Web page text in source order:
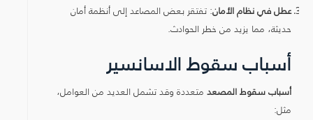
عطل في نظام الأمان: تفتقر بعض المصاعد إلى أنظمة أمان
حديثة، مما يزيد من خطر الحوادث.
أسباب سقوط الاسانسير
أسباب سقوط المصعد متعددة وقد تشمل العديد من العوامل،
مثل: